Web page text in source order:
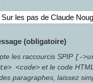
(obligatoire)
les raccourcis SPIP [-
<code> et le code
paragraphes, laissez